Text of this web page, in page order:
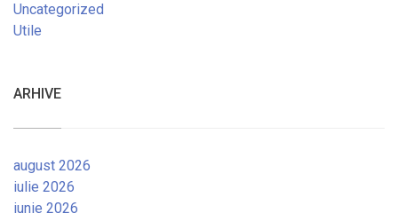
Uncategorized
Utile
ARHIVE
august 2026
iulie 2026
iunie 2026